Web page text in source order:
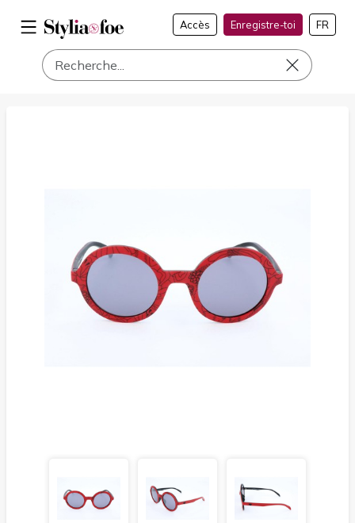
Accès Enregistre-toi FR